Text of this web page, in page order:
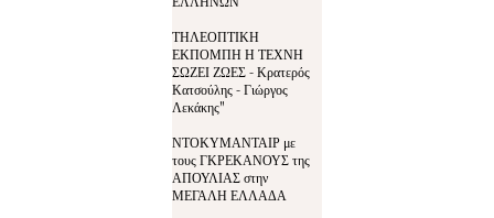
ΤΗΛΕΟΠΤΙΚΗ
ΕΚΠΟΜΠΗ Η ΤΕΧΝΗ
ΣΩΖΕΙ ΖΩΕΣ - Κρατερός
Κατσούλης - Γιώργος
Λεκάκης"
ΝΤΟΚΥΜΑΝΤΑΙΡ με
τους ΓΚΡΕΚΑΝΟΥΣ της
ΑΠΟΥΛΙΑΣ στην
ΜΕΓΑΛΗ ΕΛΛΑΔΑ